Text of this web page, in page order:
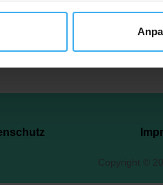
Copyright ©